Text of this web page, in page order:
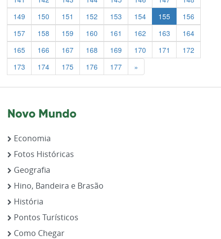
149
150 151 152 153 154 155
156
157
158 159 160 161 162 163
164
165
166 167 168 169 170 171
172
173
174 175 176 177 »
Novo Mundo
Economia
Fotos Históricas
Geografia
Hino, Bandeira e Brasão
História
Pontos Turísticos
Como Chegar